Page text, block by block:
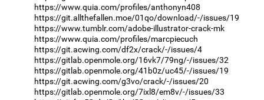
https://www.quia.com/profiles/anthonyn408
https://git.allthefallen.moe/01qo/download/-/issues/19
https://www.tumblr.com/adobe-illustrator-crack-mk
https://www.quia.com/profiles/marcpiecuch
https://git.acwing.com/df2x/crack/-/issues/4
https://gitlab.openmole.org/16vk7/79ng/-/issues/32
https://gitlab.openmole.org/41b0z/uc45/-/issues/19
https://git.acwing.com/g3vo/crack/-/issues/20
https://gitlab.openmole.org/7ixl8/em8v/-/issues/33